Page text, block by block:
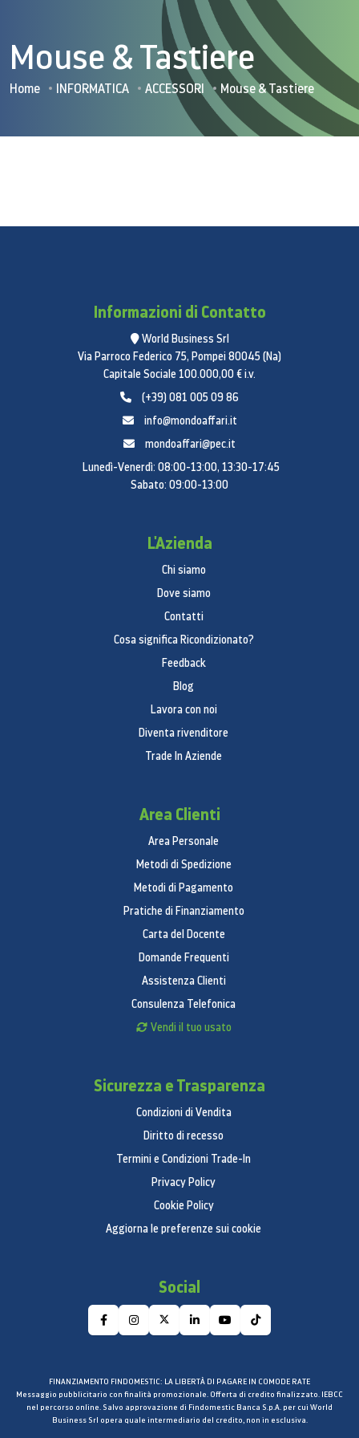
Mouse & Tastiere
Home INFORMATICA ACCESSORI Mouse & Tastiere
Informazioni di Contatto
World Business Srl
Via Parroco Federico 75, Pompei 80045 (Na)
Capitale Sociale 100.000,00 € i.v.
(+39) 081 005 09 86
info@mondoaffari.it
mondoaffari@pec.it
Lunedì-Venerdì: 08:00-13:00, 13:30-17:45
Sabato: 09:00-13:00
L'Azienda
Chi siamo
Dove siamo
Contatti
Cosa significa Ricondizionato?
Feedback
Blog
Lavora con noi
Diventa rivenditore
Trade In Aziende
Area Clienti
Area Personale
Metodi di Spedizione
Metodi di Pagamento
Pratiche di Finanziamento
Carta del Docente
Domande Frequenti
Assistenza Clienti
Consulenza Telefonica
Vendi il tuo usato
Sicurezza e Trasparenza
Condizioni di Vendita
Diritto di recesso
Termini e Condizioni Trade-In
Privacy Policy
Cookie Policy
Aggiorna le preferenze sui cookie
Social
FINANZIAMENTO FINDOMESTIC: LA LIBERTÀ DI PAGARE IN COMODE RATE
Messaggio pubblicitario con finalità promozionale. Offerta di credito finalizzato. IEBCC
nel percorso online. Salvo approvazione di Findomestic Banca S.p.A. per cui World
Business Srl opera quale intermediario del credito, non in esclusiva.